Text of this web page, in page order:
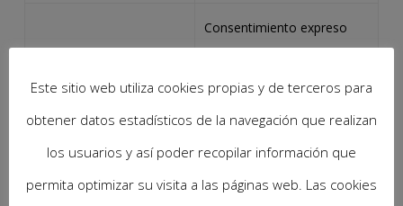
buco-dentales
Consentimiento expreso
poder prestarle los servicios
buco-dentales
contratados/solicitados.
(Artículo 6.1.a del RGPD).
Este sitio web utiliza cookies propias y de terceros para
obtener datos estadísticos de la navegación que realizan
los usuarios y así poder recopilar información que
permita optimizar su visita a las páginas web. Las cookies